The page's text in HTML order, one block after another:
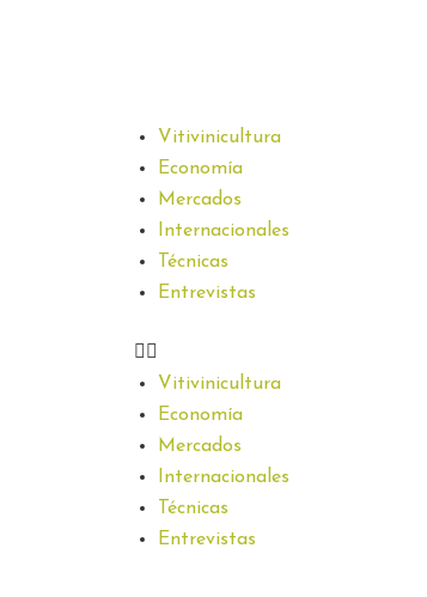
Vitivinicultura
Economía
Mercados
Internacionales
Técnicas
Entrevistas
Vitivinicultura
Economía
Mercados
Internacionales
Técnicas
Entrevistas